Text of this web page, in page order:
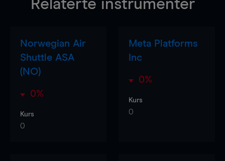
Relaterte instrumenter
Norwegian Air
Shuttle ASA
(NO)
0%
Kurs
0
Meta Platforms
Inc
0%
Kurs
0